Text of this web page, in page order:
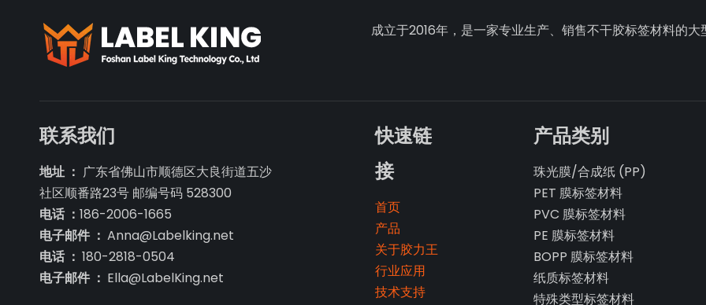
成立于2016年，是一家专业生产、销售不干胶标签材料的大
联系我们
地址 ： 广东省佛山市顺德区大良街道五沙
社区顺番路23号 邮编号码 528300
电话 ： 186-2006-1665
电子邮件 ： Anna@Labelking.net
电话 ： 180-2818-0504
电子邮件 ： Ella@LabelKing.net
快速链
接
首页
产品
关于胶力王
行业应用
技术支持
产品类别
珠光膜/合成纸 (PP)
PET 膜标签材料
PVC 膜标签材料
PE 膜标签材料
BOPP 膜标签材料
纸质标签材料
特殊类型标签材料